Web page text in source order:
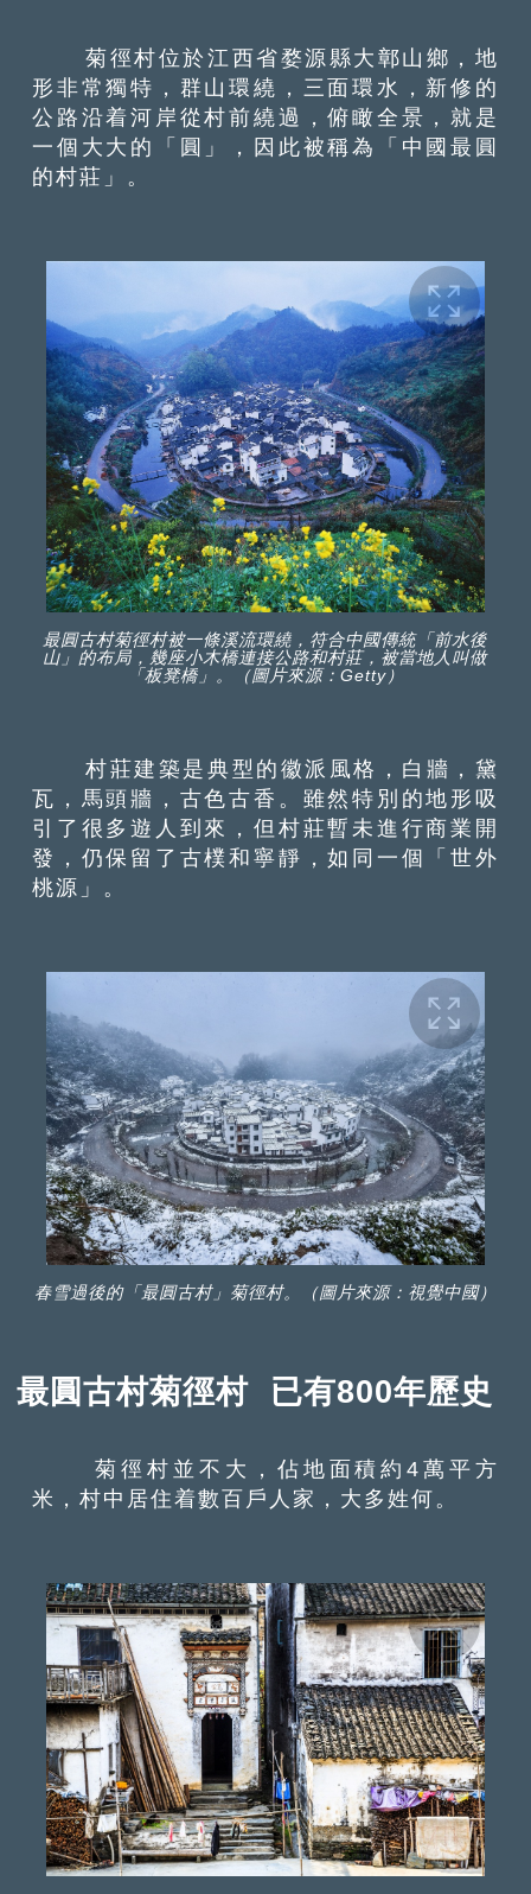
菊徑村位於江西省婺源縣大鄣山鄉，地
形非常獨特，群山環繞，三面環水，新修的
公路沿着河岸從村前繞過，俯瞰全景，就是
一個大大的「圓」，因此被稱為「中國最圓
的村莊」。
最圓古村菊徑村被一條溪流環繞，符合中國傳統「前水後
山」的布局，幾座小木橋連接公路和村莊，被當地人叫做
「板凳橋」。（圖片來源：Getty）
村莊建築是典型的徽派風格，白牆，黛
瓦，馬頭牆，古色古香。雖然特別的地形吸
引了很多遊人到來，但村莊暫未進行商業開
發，仍保留了古樸和寧靜，如同一個「世外
桃源」。
春雪過後的「最圓古村」菊徑村。（圖片來源：視覺中國）
最圓古村菊徑村 已有800年歷史
菊徑村並不大，佔地面積約4萬平方
米，村中居住着數百戶人家，大多姓何。